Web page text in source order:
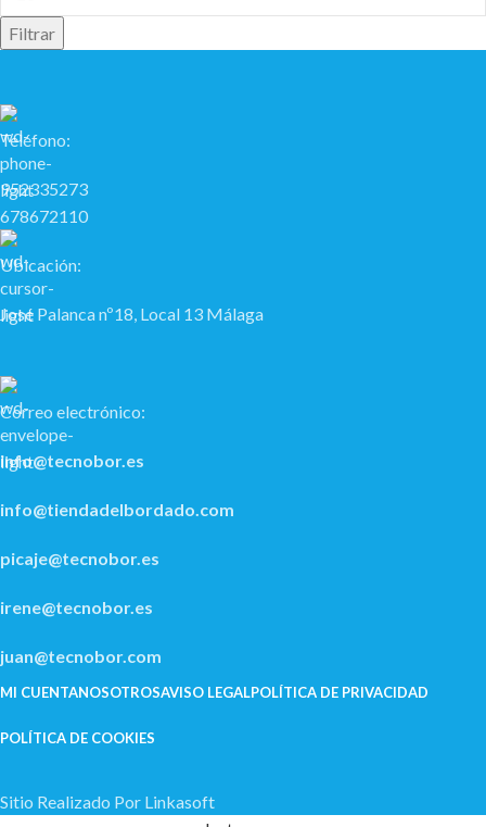
Filtrar
Teléfono:
952335273
678672110
Ubicación:
José Palanca nº18, Local 13 Málaga
Correo electrónico:
info@tecnobor.es
info@tiendadelbordado.com
picaje@tecnobor.es
irene@tecnobor.es
juan@tecnobor.com
MI CUENTANOSOTROSAVISO LEGALPOLÍ­TICA DE PRIVACIDAD
POLÍTICA DE COOKIES
Sitio Realizado Por Linkasoft